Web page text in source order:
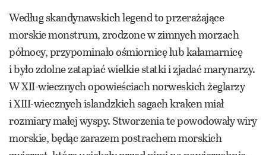
Według skandynawskich legend to przerażające
morskie monstrum, zrodzone w zimnych morzach
północy, przypominało ośmiornicę lub kałamarnicę
i było zdolne zatapiać wielkie statki i zjadać marynarzy.
W XII-wiecznych opowieściach norweskich żeglarzy
i XIII-wiecznych islandzkich sagach kraken miał
rozmiary małej wyspy. Stworzenia te powodowały wiry
morskie, będąc zarazem postrachem morskich